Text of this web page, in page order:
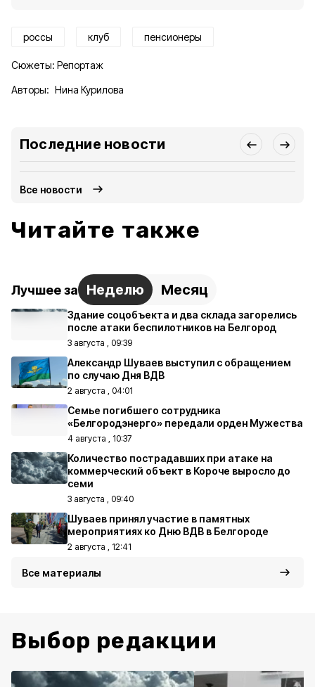
россы клуб пенсионеры
Сюжеты: Репортаж
Авторы: Нина Курилова
Последние новости
Все новости
Читайте также
Лучшее за Неделю Месяц
Здание соцобъекта и два склада загорелись
после атаки беспилотников на Белгород
3 августа , 09:39
Александр Шуваев выступил с обращением
по случаю Дня ВДВ
2 августа , 04:01
Семье погибшего сотрудника
«Белгородэнерго» передали орден Мужества
4 августа , 10:37
Количество пострадавших при атаке на
коммерческий объект в Короче выросло до
семи
3 августа , 09:40
Шуваев принял участие в памятных
мероприятиях ко Дню ВДВ в Белгороде
2 августа , 12:41
Все материалы
Выбор редакции